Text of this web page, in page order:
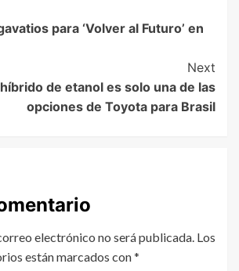
para ‘Volver al Futuro’ en
Next
de etanol es solo una de las
opciones de Toyota para Brasil
electrónico no será publicada. Los
están marcados con*